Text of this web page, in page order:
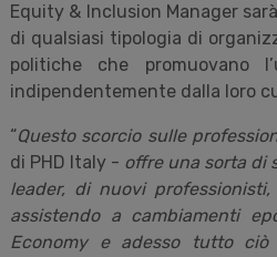
Equity & Inclusion Manager
di qualsiasi tipologia di
politiche che promuovano
indipendentemente dalla loro
“Questo scorcio sulle
di PHD Italy - offre una sorta di
leader, di nuovi
assistendo a cambiamenti
Economy e adesso tutto ciò